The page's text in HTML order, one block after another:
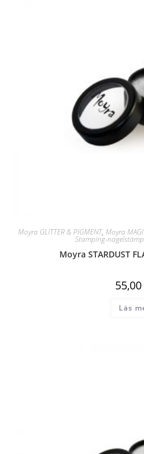
Moyra GLITTER & PIGMENT, Moyra
Stamping-
Moyra STARDUST
55,00
Läs